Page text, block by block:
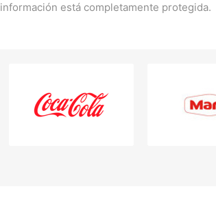
está completamente protegida.